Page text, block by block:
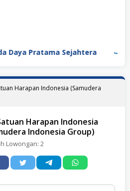
Pratama Sejahtera PT
Harapan Indonesia (Samudera
Harapan Indonesia
Indonesia Group)
Lowongan: 2